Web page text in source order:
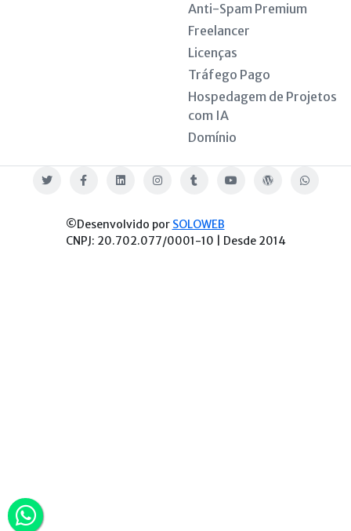
Anti-Spam Premium
Freelancer
Licenças
Tráfego Pago
Hospedagem de Projetos
com IA
Domínio
Twitter FacebookLinkedin InstagramTumblr Youtube Blog WhatsApp
©Desenvolvido por SOLOWEB
CNPJ: 20.702.077/0001-10 | Desde 2014